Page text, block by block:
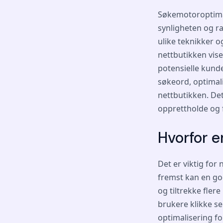
synligheten og
ulike teknikker
nettbutikken
potensielle
søkeord,
nettbutikken.
opprettholde og
Hvorfor
Det er viktig for
fremst kan en
og tiltrekke flere
brukere klikke
optimalisering